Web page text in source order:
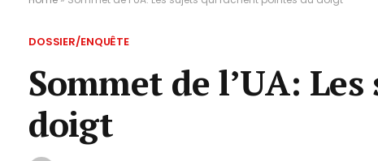
DOSSIER/ENQUÊTE
Sommet de l’UA:
doigt